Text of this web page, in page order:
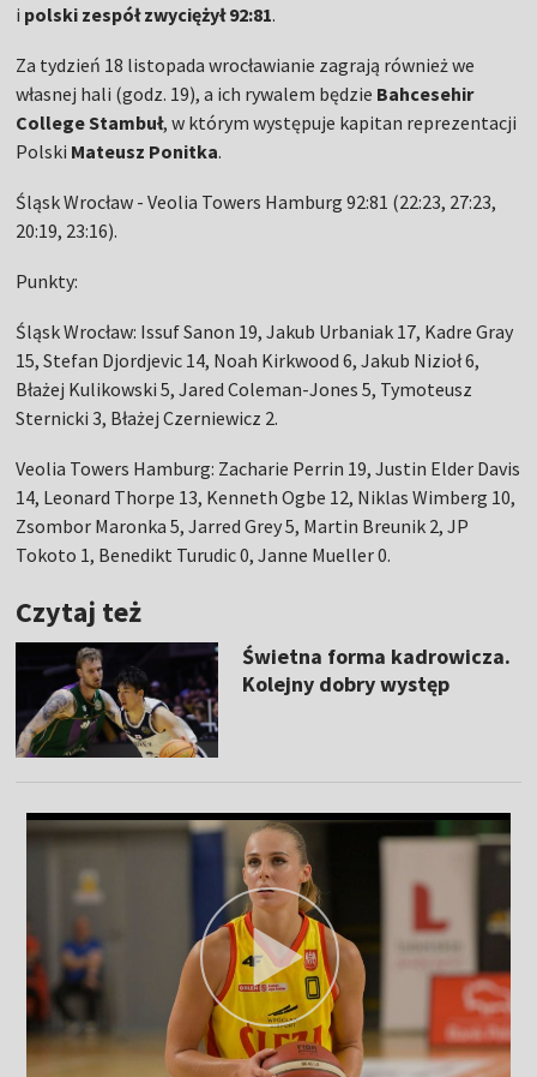
i polski zespół zwyciężył 92:81.
Za tydzień 18 listopada wrocławianie zagrają również we
własnej hali (godz. 19), a ich rywalem będzie Bahcesehir
College Stambuł, w którym występuje kapitan reprezentacji
Polski Mateusz Ponitka.
Śląsk Wrocław - Veolia Towers Hamburg 92:81 (22:23, 27:23,
20:19, 23:16).
Punkty:
Śląsk Wrocław: Issuf Sanon 19, Jakub Urbaniak 17, Kadre Gray
15, Stefan Djordjevic 14, Noah Kirkwood 6, Jakub Nizioł 6,
Błażej Kulikowski 5, Jared Coleman-Jones 5, Tymoteusz
Sternicki 3, Błażej Czerniewicz 2.
Veolia Towers Hamburg: Zacharie Perrin 19, Justin Elder Davis
14, Leonard Thorpe 13, Kenneth Ogbe 12, Niklas Wimberg 10,
Zsombor Maronka 5, Jarred Grey 5, Martin Breunik 2, JP
Tokoto 1, Benedikt Turudic 0, Janne Mueller 0.
Czytaj też
Świetna forma kadrowicza.
Kolejny dobry występ